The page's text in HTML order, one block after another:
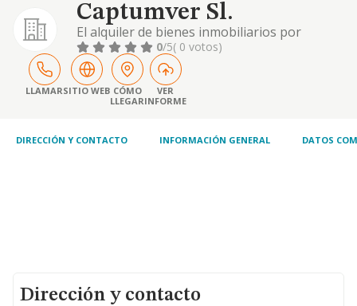
Captumver Sl.
El alquiler de bienes inmobiliarios por
cuenta propia0/5( 0 votos)
LLAMARSITIO WEB CÓMO
LLEGAR
VER
INFORME
DIRECCIÓN Y CONTACTO INFORMACIÓN GENERAL DATOS
Dirección y contacto